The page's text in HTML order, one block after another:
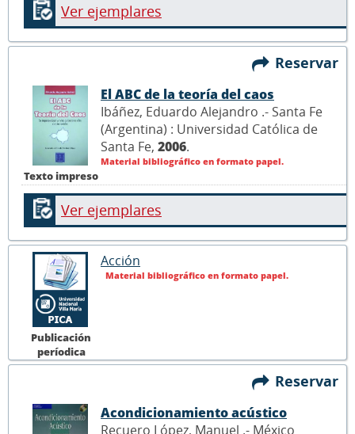
Ver ejemplares
Reservar
Texto impreso
El ABC de la teoría del caos
Ibáñez, Eduardo Alejandro .- Santa Fe
(Argentina) : Universidad Católica de
Santa Fe, 2006.
Material bibliográfico en formato papel.
Ver ejemplares
Publicación
períodica
Acción
Material bibliográfico en formato papel.
Reservar
Acondicionamiento acústico
Recuero López, Manuel .- México